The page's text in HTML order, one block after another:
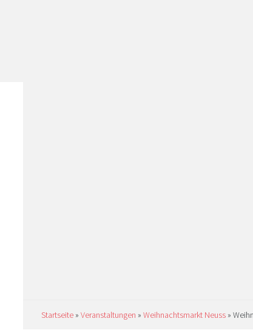
Startseite » Veranstaltungen » Weihnachtsmarkt Neuss »